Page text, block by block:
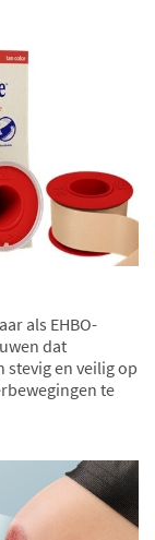
als EHBO-
dat
en veilig op
te